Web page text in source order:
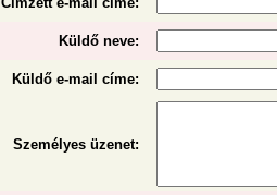
Küldő neve:
Küldő e-mail címe:
Személyes üzenet: